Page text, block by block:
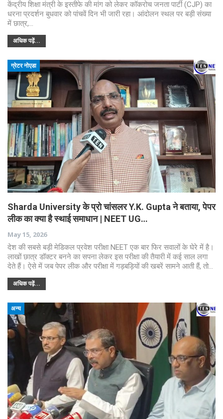
केंद्रीय शिक्षा मंत्री के इस्तीफे की मांग को लेकर कॉकरोच जनता पार्टी (CJP) का
धरना प्रदर्शन बुधवार को पांचवें दिन भी जारी रहा। आंदोलन स्थल पर बड़ी संख्या
में छात्र,…
अधिक पढ़ें...
ग्रेटर नोएडा
Sharda University के प्रो चांसलर Y.K. Gupta ने बताया, पेपर
लीक का क्या है स्थाई समाधान | NEET UG…
May 15, 2026
देश की सबसे बड़ी मेडिकल प्रवेश परीक्षा NEET एक बार फिर सवालों के घेरे में है।
लाखों छात्र डॉक्टर बनने का सपना लेकर इस परीक्षा की तैयारी में कई साल लगा
देते हैं। ऐसे में जब पेपर लीक और परीक्षा में गड़बड़ियों की खबरें सामने आती हैं, तो…
अधिक पढ़ें...
अन्य